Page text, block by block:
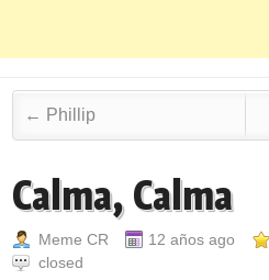
Post navigation
← Phillip
Calma, Calma
Meme CR 12 años ago
closed